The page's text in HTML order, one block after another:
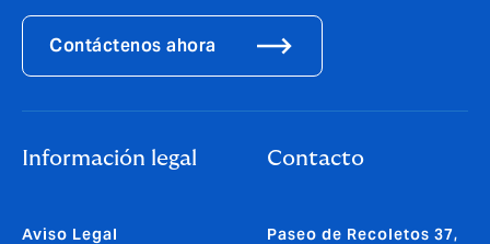
Contáctenos ahora
Información legal
Aviso Legal
Contacto
Paseo de Recoletos 37,